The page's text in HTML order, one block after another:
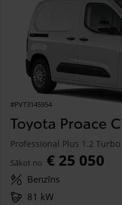
#PVT3145954
Toyota Proace
Professional Plus 1.2
Sākot no € 25 050
Benzīns
81 kW